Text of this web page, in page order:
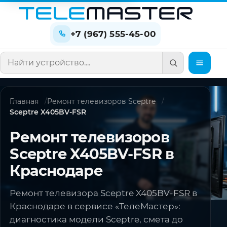
+7 (967) 555-45-00
Поиск по сайту
Главная
Ремонт телевизоров Sceptre
Sceptre X405BV-FSR
Ремонт телевизоров
Sceptre X405BV-FSR в
Краснодаре
Ремонт телевизора Sceptre X405BV-FSR в
Краснодаре в сервисе «ТелеМастер»:
диагностика модели Sceptre, смета до